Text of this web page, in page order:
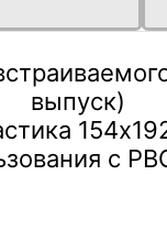
выпуск)
с